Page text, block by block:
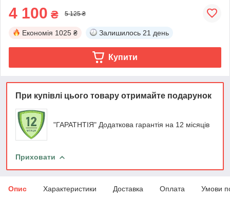
4 100 ₴ 5 125 ₴
Економія 1025 ₴ Залишилось 21 день
Купити
При купівлі цього товару отримайте подарунок
"ГАРАТНТІЯ" Додаткова гарантія на 12 місяців
Приховати
Опис Характеристики Доставка Оплата Умови